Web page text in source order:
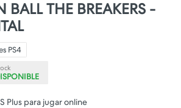
BALL THE BREAKERS -
PS4
Plus para jugar online